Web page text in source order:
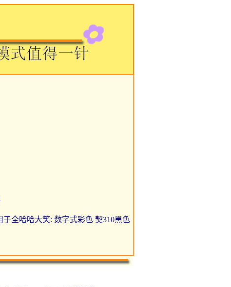
于全哈哈大笑: 数字式彩色 契310黑色